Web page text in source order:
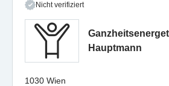
Nicht verifiziert
Hauptmann
1030 Wien